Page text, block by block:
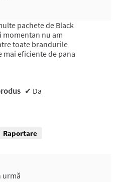
pachete de Black
momentan nu am
toate brandurile
mai eficiente de pana
✔ Da
Raportare
urmă